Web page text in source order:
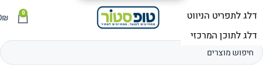
תפריט 0
₪